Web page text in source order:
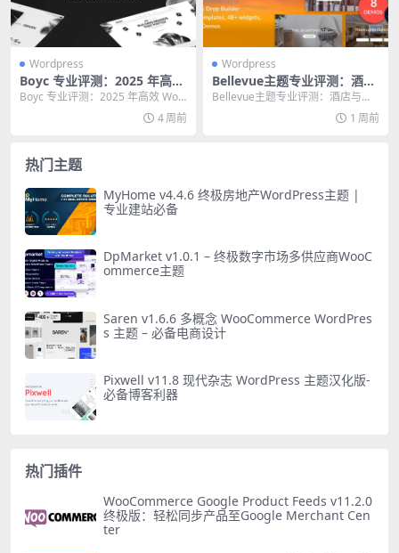
Wordpress
Boyc 专业评测：2025 年高效
WordPress 建站的终极指南
Boyc 专业评测：2025 年高效 Wor
dPress 建站的终极指南 在 2...
4 周前
Wordpress
Bellevue主题专业评测：酒店
与度假租赁网站的终极选择
Bellevue主题专业评测：酒店与度
假租赁网站的终极选择 核心提示：
1 周前
热门主题
MyHome v4.4.6 终极房地产WordPress主题 |
专业建站必备
DpMarket v1.0.1 – 终极数字市场多供应商WooC
ommerce主题
Saren v1.6.6 多概念 WooCommerce WordPres
s 主题 – 必备电商设计
Pixwell v11.8 现代杂志 WordPress 主题汉化版-
必备博客利器
热门插件
WooCommerce Google Product Feeds v11.2.0
终极版：轻松同步产品至Google Merchant Cen
ter